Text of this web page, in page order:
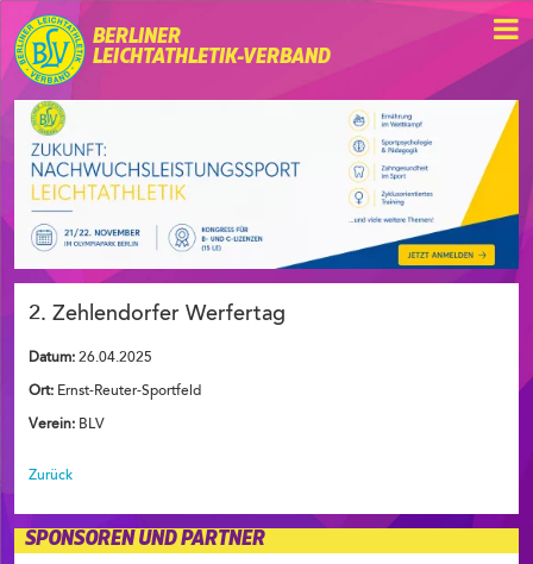
BERLINER
LEICHTATHLETIK-VERBAND
2. Zehlendorfer Werfertag
Datum: 26.04.2025
Ort: Ernst-Reuter-Sportfeld
Verein: BLV
Zurück
SPONSOREN UND PARTNER